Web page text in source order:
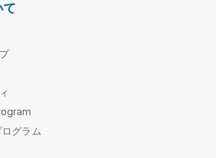
て
グラム